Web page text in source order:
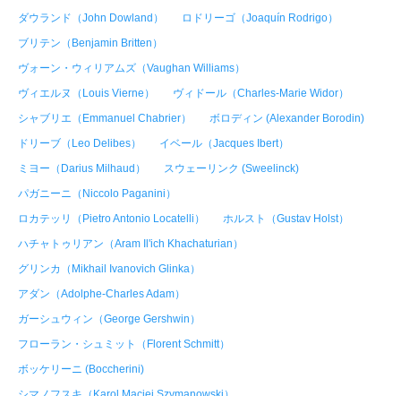
ダウランド（John Dowland）
ロドリーゴ（Joaquín Rodrigo）
ブリテン（Benjamin Britten）
ヴォーン・ウィリアムズ（Vaughan Williams）
ヴィエルヌ（Louis Vierne）
ヴィドール（Charles-Marie Widor）
シャブリエ（Emmanuel Chabrier）
ボロディン (Alexander Borodin)
ドリーブ（Leo Delibes）
イベール（Jacques Ibert）
ミヨー（Darius Milhaud）
スウェーリンク (Sweelinck)
パガニーニ（Niccolo Paganini）
ロカテッリ（Pietro Antonio Locatelli）
ホルスト（Gustav Holst）
ハチャトゥリアン（Aram Il'ich Khachaturian）
グリンカ（Mikhail Ivanovich Glinka）
アダン（Adolphe-Charles Adam）
ガーシュウィン（George Gershwin）
フローラン・シュミット（Florent Schmitt）
ボッケリーニ (Boccherini)